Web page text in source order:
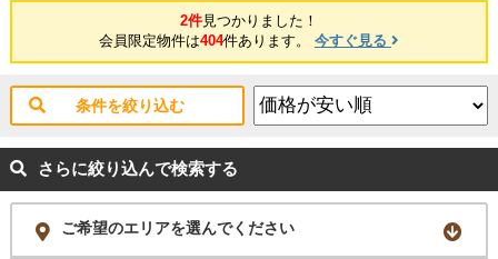
2件見つかりました！
会員限定物件は404件あります。 今すぐ見る
条件を絞り込む
さらに絞り込んで検索する
ご希望のエリアを選んでください